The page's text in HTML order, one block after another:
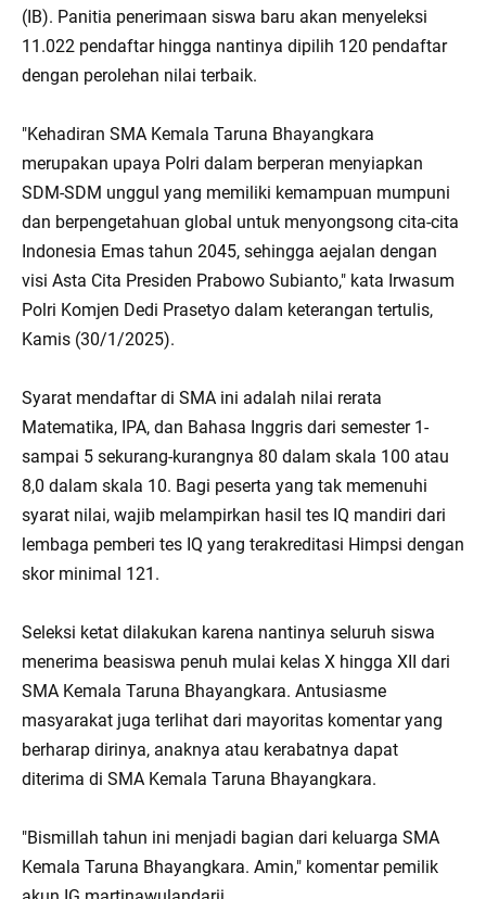
(IB). Panitia penerimaan siswa baru akan menyeleksi
11.022 pendaftar hingga nantinya dipilih 120 pendaftar
dengan perolehan nilai terbaik.
"Kehadiran SMA Kemala Taruna Bhayangkara
merupakan upaya Polri dalam berperan menyiapkan
SDM-SDM unggul yang memiliki kemampuan mumpuni
dan berpengetahuan global untuk menyongsong cita-cita
Indonesia Emas tahun 2045, sehingga aejalan dengan
visi Asta Cita Presiden Prabowo Subianto," kata Irwasum
Polri Komjen Dedi Prasetyo dalam keterangan tertulis,
Kamis (30/1/2025).
Syarat mendaftar di SMA ini adalah nilai rerata
Matematika, IPA, dan Bahasa Inggris dari semester 1-
sampai 5 sekurang-kurangnya 80 dalam skala 100 atau
8,0 dalam skala 10. Bagi peserta yang tak memenuhi
syarat nilai, wajib melampirkan hasil tes IQ mandiri dari
lembaga pemberi tes IQ yang terakreditasi Himpsi dengan
skor minimal 121.
Seleksi ketat dilakukan karena nantinya seluruh siswa
menerima beasiswa penuh mulai kelas X hingga XII dari
SMA Kemala Taruna Bhayangkara. Antusiasme
masyarakat juga terlihat dari mayoritas komentar yang
berharap dirinya, anaknya atau kerabatnya dapat
diterima di SMA Kemala Taruna Bhayangkara.
"Bismillah tahun ini menjadi bagian dari keluarga SMA
Kemala Taruna Bhayangkara. Amin," komentar pemilik